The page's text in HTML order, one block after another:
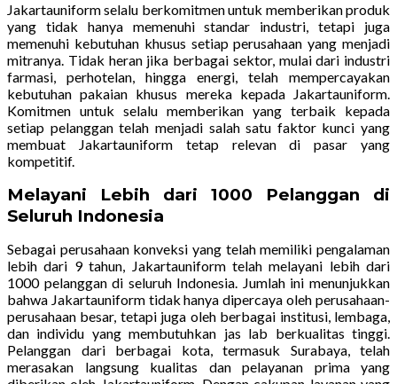
Jakartauniform selalu berkomitmen untuk memberikan produk
yang tidak hanya memenuhi standar industri, tetapi juga
memenuhi kebutuhan khusus setiap perusahaan yang menjadi
mitranya. Tidak heran jika berbagai sektor, mulai dari industri
farmasi, perhotelan, hingga energi, telah mempercayakan
kebutuhan pakaian khusus mereka kepada Jakartauniform.
Komitmen untuk selalu memberikan yang terbaik kepada
setiap pelanggan telah menjadi salah satu faktor kunci yang
membuat Jakartauniform tetap relevan di pasar yang
kompetitif.
Melayani Lebih dari 1000 Pelanggan di
Seluruh Indonesia
Sebagai perusahaan konveksi yang telah memiliki pengalaman
lebih dari 9 tahun, Jakartauniform telah melayani lebih dari
1000 pelanggan di seluruh Indonesia. Jumlah ini menunjukkan
bahwa Jakartauniform tidak hanya dipercaya oleh perusahaan-
perusahaan besar, tetapi juga oleh berbagai institusi, lembaga,
dan individu yang membutuhkan jas lab berkualitas tinggi.
Pelanggan dari berbagai kota, termasuk Surabaya, telah
merasakan langsung kualitas dan pelayanan prima yang